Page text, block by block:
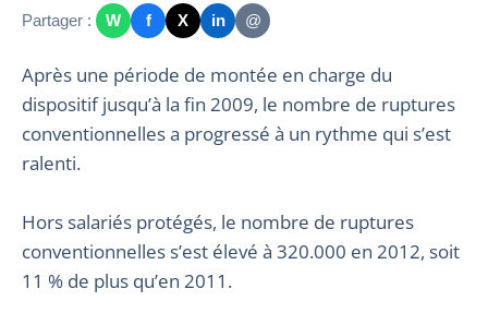
Partager : W f X in @
Après une période de montée en charge du
dispositif jusqu’à la fin 2009, le nombre de ruptures
conventionnelles a progressé à un rythme qui s’est
ralenti.
Hors salariés protégés, le nombre de ruptures
conventionnelles s’est élevé à 320.000 en 2012, soit
11 % de plus qu’en 2011.